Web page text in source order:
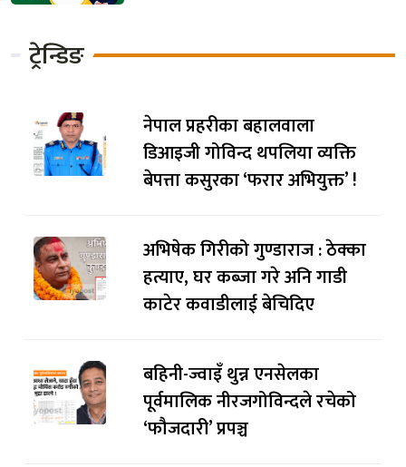
ट्रेन्डिङ
नेपाल प्रहरीका बहालवाला
डिआइजी गोविन्द थपलिया व्यक्ति
बेपत्ता कसुरका ‘फरार अभियुक्त’ !
अभिषेक गिरीको गुण्डाराज : ठेक्का
हत्याए, घर कब्जा गरे अनि गाडी
काटेर कवाडीलाई बेचिदिए
बहिनी-ज्वाइँ थुन्न एनसेलका
पूर्वमालिक नीरजगोविन्दले रचेको
‘फौजदारी’ प्रपञ्च